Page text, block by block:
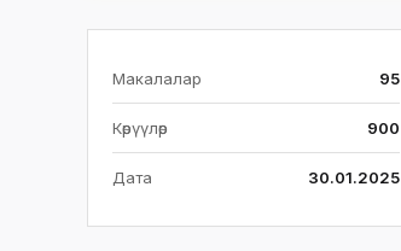
Макалалар 95
Көрүүлөр 900
Дата 30.01.2025